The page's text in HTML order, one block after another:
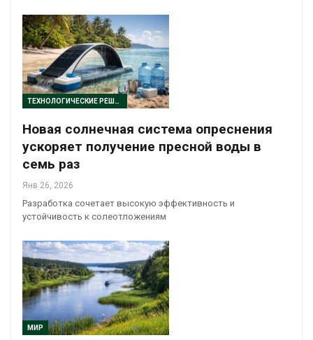
ТЕХНОЛОГИЧЕСКИЕ РЕШЕНИЯ
Новая солнечная система опреснения
ускоряет получение пресной воды в
семь раз
Янв 26, 2026
Разработка сочетает высокую эффективность и
устойчивость к солеотложениям
МИР